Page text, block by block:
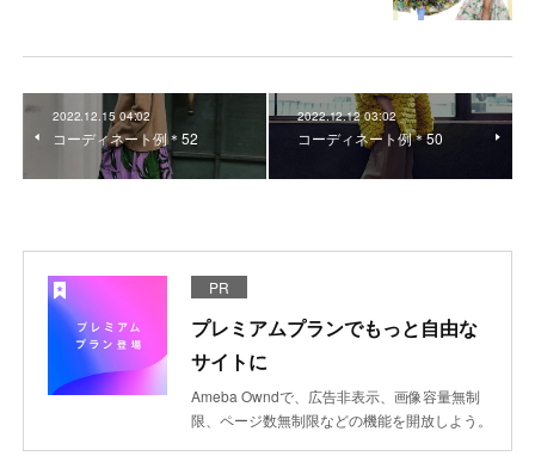
2022.12.15 04:02
コーディネート例＊52
2022.12.12 03:02
コーディネート例＊50
PR
プレミアムプランでもっと自由な
サイトに
Ameba Owndで、広告非表示、画像容量無制
限、ページ数無制限などの機能を開放しよう。